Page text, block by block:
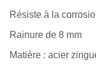
Résiste à la
Rainure de 8 mm
Matière : acier